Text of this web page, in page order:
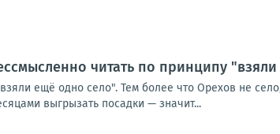
читать по принципу
ещё одно село". Тем более что Орехов не
выгрызать посадки — значит...